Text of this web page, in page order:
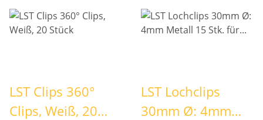
LST Clips 360°
Clips, Weiß, 20
LST Lochclips
30mm Ø: 4mm